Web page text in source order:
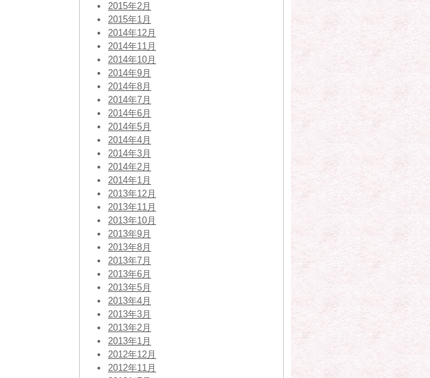
2015年2月
2015年1月
2014年12月
2014年11月
2014年10月
2014年9月
2014年8月
2014年7月
2014年6月
2014年5月
2014年4月
2014年3月
2014年2月
2014年1月
2013年12月
2013年11月
2013年10月
2013年9月
2013年8月
2013年7月
2013年6月
2013年5月
2013年4月
2013年3月
2013年2月
2013年1月
2012年12月
2012年11月